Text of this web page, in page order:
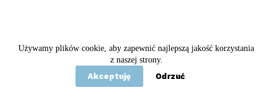
Używamy plików cookie, aby zapewnić najlepszą jakość korzystania
z naszej strony.
Akceptuję
Odrzuć
Copyright © 2020 - 2026 Betel